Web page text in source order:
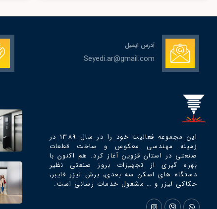
آدرس ایمیل
Seyedi.ar@gmail.com
این مجموعه فعالیت خود را در سال 1389 در
زمینه مهندسی معکوس و ساخت قطعات
صنعتی در استان قزوین آغاز کرد. هم اکنون با
بهره گیری از تجهیزات بروز صنعتی نظیر
دستگاه های اسکن سه بعدی٬ برش لیزر فایبر٬
حکاکی لیزر و … مشغول خدمات رسانی است.